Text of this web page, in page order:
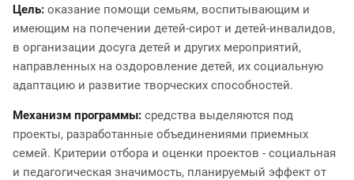
Цель: оказание помощи семьям, воспитывающим и
имеющим на попечении детей-сирот и детей-инвалидов,
в организации досуга детей и других мероприятий,
направленных на оздоровление детей, их социальную
адаптацию и развитие творческих способностей.
Механизм программы: средства выделяются под
проекты, разработанные объединениями приемных
семей. Критерии отбора и оценки проектов - социальная
и педагогическая значимость, планируемый эффект от